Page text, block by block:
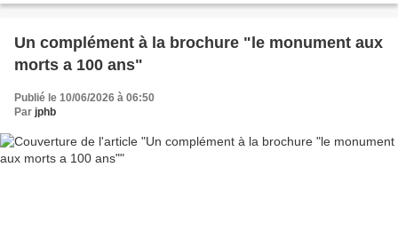
Un complément à la brochure "le monument aux
morts a 100 ans"
Publié le 10/06/2026 à 06:50
Par jphb